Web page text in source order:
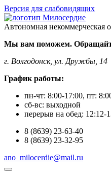
Версия для слабовидящих
Автономная некоммерческая
Мы вам поможем.
г. Волгодонск, ул. Дружбы, 14
График работы:
пн-чт: 8:00-17:00, пт:
сб-вс: выходной
перерыв на обед: 12:12-
8 (8639) 23-63-40
8 (8639) 23-32-95
ano_milocerdie@mail.ru